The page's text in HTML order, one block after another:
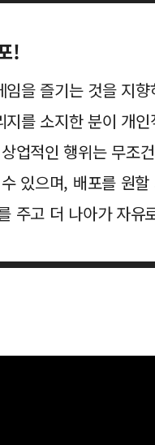
!
을 즐기는 것을 지
를 소지한 분이 개
업적인 행위는 무조
있으며, 배포를 원
주고 더 나아가 자